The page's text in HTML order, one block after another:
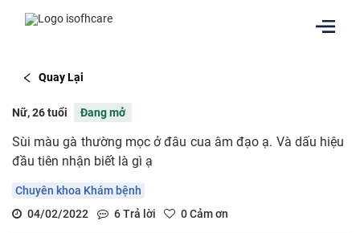
Quay Lại
Nữ, 26 tuổi Đang mở
Sùi màu gà thường mọc ở đâu cua âm đạo ạ. Và dấu hiệu
đầu tiên nhận biết là gì ạ
Chuyên khoa Khám bệnh
04/02/2022
6Trả lời 0Cảm ơn